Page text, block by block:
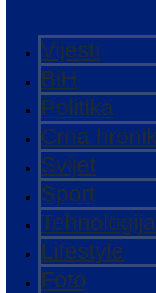
Vijesti
BiH
Politika
Crna
Svijet
Sport
Tehnologija
Lifestyle
Foto